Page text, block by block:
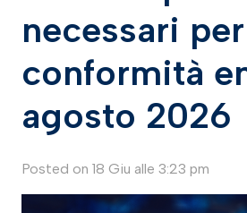
necessari
conformità
agosto 2026
Posted on 18 Giu alle 3:23 pm